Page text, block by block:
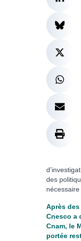
des
Après
Cnesco a
Cnam, le
portée